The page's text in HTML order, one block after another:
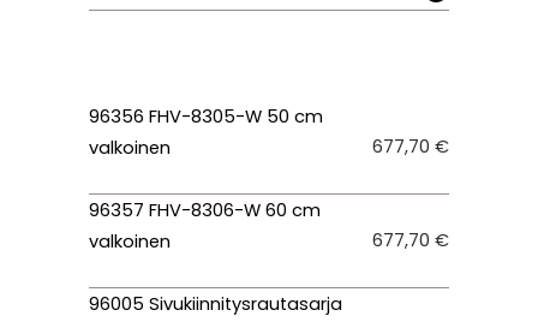
96356 FHV-8305-W 50 cm
valkoinen
677,70 €
96357 FHV-8306-W 60 cm
valkoinen
677,70 €
96005 Sivukiinnitysrautasarja